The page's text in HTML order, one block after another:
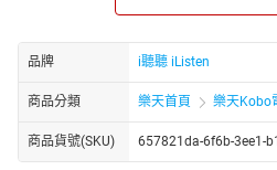
他擔任過高雄少年感化院、台東武陵
長老教會《教會公報》主編，並在好
目。曾與佛教釋昭慧法師、天主教王
目前在民視電視台主持《這些人，這
品牌 i聽聽 iListen
商品分類 樂天首頁 樂天Kobo
商品貨號(SKU) 657821da-6f6b-3ee1-